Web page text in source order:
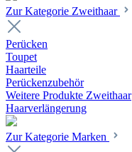
Zur Kategorie Zweithaar
Perücken
Toupet
Haarteile
Perückenzubehör
Weitere Produkte Zweithaar
Haarverlängerung
Zur Kategorie Marken